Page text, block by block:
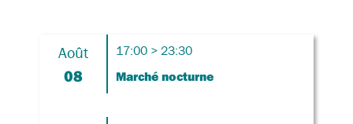
Août
08
17:00 > 23:30
Marché nocturne